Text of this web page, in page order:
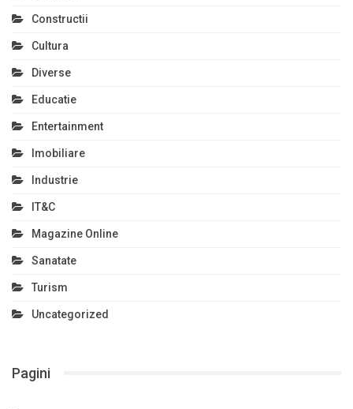
Constructii
Cultura
Diverse
Educatie
Entertainment
Imobiliare
Industrie
IT&C
Magazine Online
Sanatate
Turism
Uncategorized
Pagini